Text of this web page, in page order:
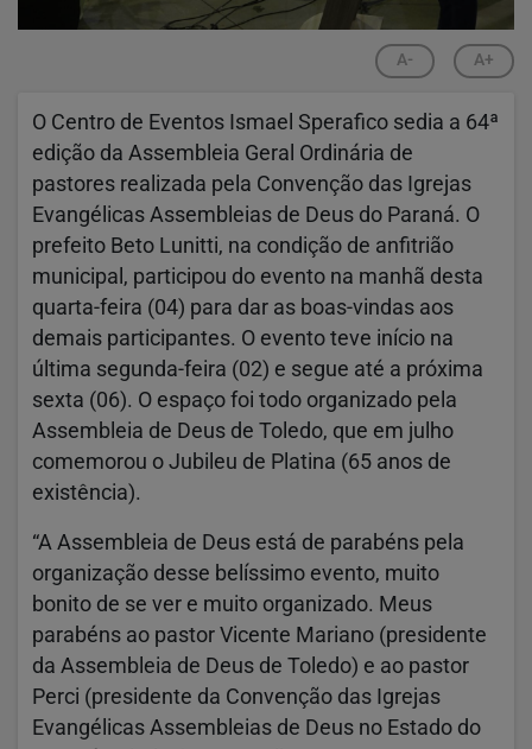
A- A+
O Centro de Eventos Ismael Sperafico sedia a 64ª
edição da Assembleia Geral Ordinária de
pastores realizada pela Convenção das Igrejas
Evangélicas Assembleias de Deus do Paraná. O
prefeito Beto Lunitti, na condição de anfitrião
municipal, participou do evento na manhã desta
quarta-feira (04) para dar as boas-vindas aos
demais participantes. O evento teve início na
última segunda-feira (02) e segue até a próxima
sexta (06). O espaço foi todo organizado pela
Assembleia de Deus de Toledo, que em julho
comemorou o Jubileu de Platina (65 anos de
existência).
“A Assembleia de Deus está de parabéns pela
organização desse belíssimo evento, muito
bonito de se ver e muito organizado. Meus
parabéns ao pastor Vicente Mariano (presidente
da Assembleia de Deus de Toledo) e ao pastor
Perci (presidente da Convenção das Igrejas
Evangélicas Assembleias de Deus no Estado do